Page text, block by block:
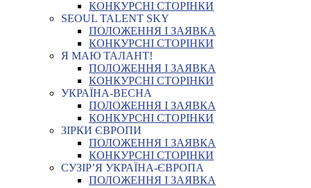
КОНКУРСНІ СТОРІНКИ
SEOUL TALENT SKY
ПОЛОЖЕННЯ І ЗАЯВКА
КОНКУРСНІ СТОРІНКИ
Я МАЮ ТАЛАНТ!
ПОЛОЖЕННЯ І ЗАЯВКА
КОНКУРСНІ СТОРІНКИ
УКРАЇНА-ВЕСНА
ПОЛОЖЕННЯ І ЗАЯВКА
КОНКУРСНІ СТОРІНКИ
ЗІРКИ ЄВРОПИ
ПОЛОЖЕННЯ І ЗАЯВКА
КОНКУРСНІ СТОРІНКИ
СУЗІР’Я УКРАЇНА-ЄВРОПА
ПОЛОЖЕННЯ І ЗАЯВКА